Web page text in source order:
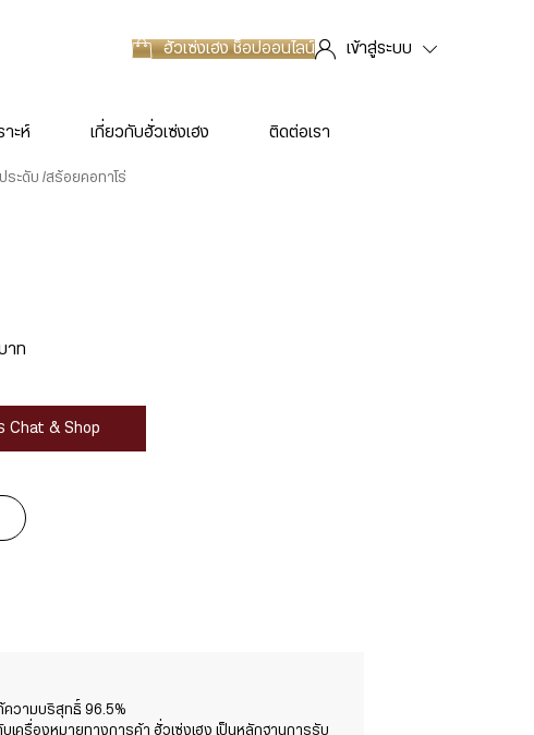
ฮั่วเซ่งเฮงช็อปออนไลน์ เข้าสู่ระบบ
าะห์ เกี่ยวกับฮั่วเซ่งเฮง ติดต่อเรา
ระดับ สร้อยคอทาโร่
าท
Chat & Shop
วามบริสุทธิ์ 96.5%
เครื่องหมายทางการค้า ฮั่วเซ่งเฮง เป็นหลักฐานการรับ